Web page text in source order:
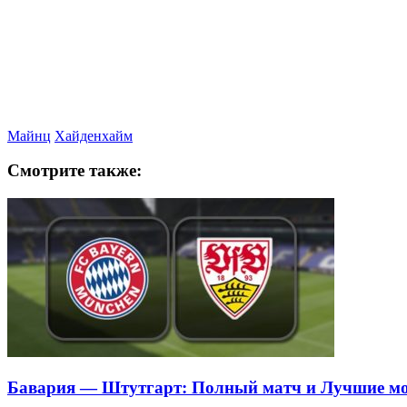
Майнц Хайденхайм
Смотрите также:
Бавария — Штутгарт: Полный матч и Лучшие